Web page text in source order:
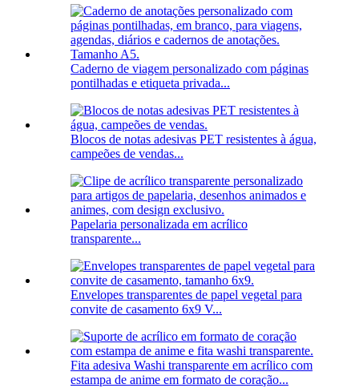
Caderno de viagem personalizado com páginas
pontilhadas e etiqueta privada...
Blocos de notas adesivas PET resistentes à água,
campeões de vendas...
Papelaria personalizada em acrílico
transparente...
Envelopes transparentes de papel vegetal para
convite de casamento 6x9 V...
Fita adesiva Washi transparente em acrílico com
estampa de anime em formato de coração...